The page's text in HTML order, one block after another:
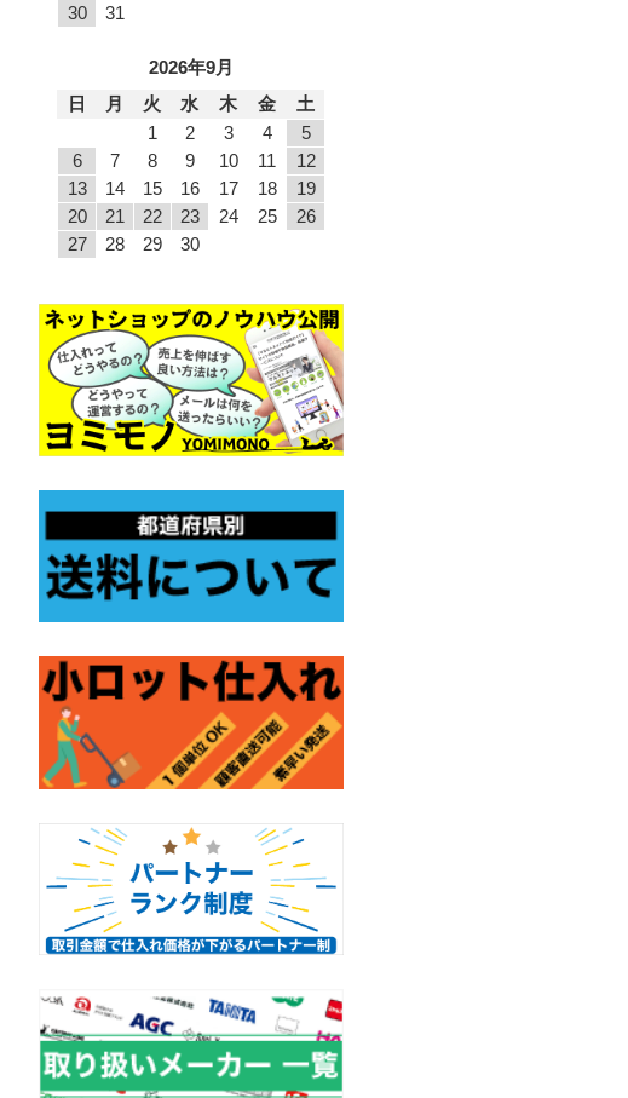
30
31
2026年9月
日
月 火 水 木 金
土
1
2 3 4
5
6
7 8 9 10 11
12
13
14 15 16 17 18
19
20
21 22 23 24 25
26
27
28 29 30